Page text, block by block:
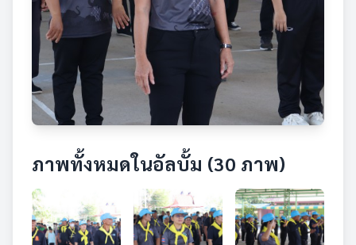
ภาพทั้งหมดในอัลบั้ม (30 ภาพ)